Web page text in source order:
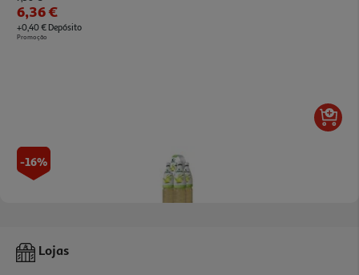
6,36 €
+0,40 € Depósito
Promoção
-16%
Bebida Pleno Chá Verde 4x1.5l (sdr)
Lojas